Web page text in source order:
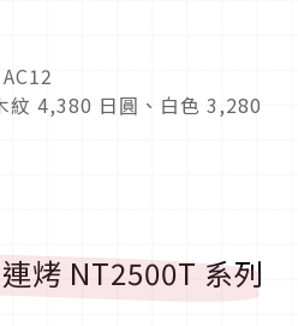
紋 4,380 日圓、白色 3,280
烤 NT2500T 系列